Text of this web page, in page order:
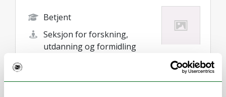
Betjent
Seksjon for forskning,
utdanning og formidling